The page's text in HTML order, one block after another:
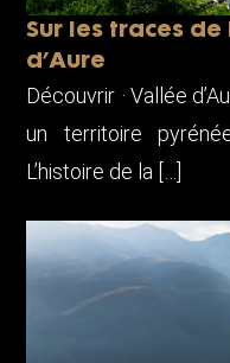
Sur les traces
d’Aure
Découvrir · Vallée
un territoire
L’histoire de la […]